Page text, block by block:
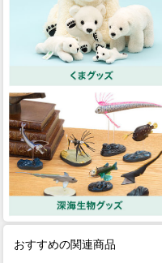
おすすめの関連商品